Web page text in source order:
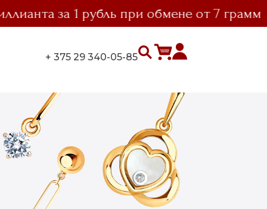
за 1 рубль при обмене от 7 грамм
+ 375 29 340-05-85